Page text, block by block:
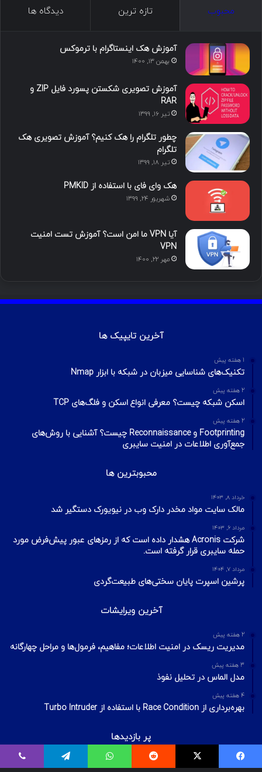
محبوب تازه ترین دیدگاه ها
آموزش هک اینستاگرام با ترموکس
بهمن ۱۳, ۱۴۰۰
آموزش تصویری شکستن پسورد فایل ZIP و
RAR
تیر ۱۶, ۱۳۹۹
چطور تلگرام را هک کنیم؟ آموزش تصویری هک
تلگرام
تیر ۱۸, ۱۳۹۹
هک وای فای با استفاده از PMKID
شهریور ۲۴, ۱۳۹۹
آیا VPN ما امن است؟ آموزش تست امنیت
VPN
مهر ۲۲, ۱۴۰۰
آخرین تایپیک ها
1 هفته پیش
تکنیک‌های شناسایی میزبان در شبکه با ابزار Nmap
2 هفته پیش
اسکن شبکه چیست؟ معرفی انواع اسکن و فلگ‌های TCP
2 هفته پیش
Footprinting و Reconnaissance چیست؟ آشنایی با روش‌های
جمع‌آوری اطلاعات در امنیت سایبری
محبوبترین ها
خرداد ۸, ۱۴۰۳
مالک سایت مواد مخدر دارک وب در نیویورک دستگیر شد
مرداد ۶, ۱۴۰۳
شرکت Acronis هشدار داده است که از رمزهای عبور پیش‌فرض مورد
حمله سایبری قرار گرفته است.
مرداد ۷, ۱۴۰۴
پرشین اسپرت پایان سختی‌های طبیعت‌گردی
آخرین ویرایشات
2 هفته پیش
مدیریت ریسک در امنیت اطلاعات؛ مفاهیم، فرمول‌ها و مراحل چهارگانه
3 هفته پیش
مدل الماس در تحلیل نفوذ
4 هفته پیش
بهره‌برداری از Race Condition با استفاده از Turbo Intruder
پر بازدیدها
اردیبهشت ۲۰, ۱۴۰۰